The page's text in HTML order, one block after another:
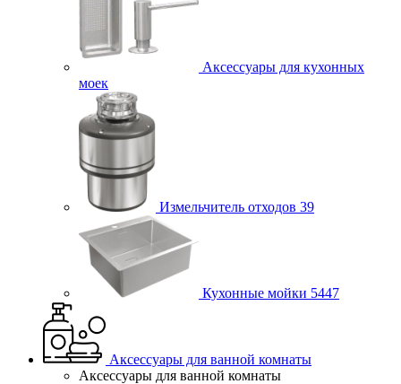
Аксессуары для кухонных
моек
Измельчитель отходов 39
Кухонные мойки 5447
Аксессуары для ванной комнаты
Аксессуары для ванной комнаты